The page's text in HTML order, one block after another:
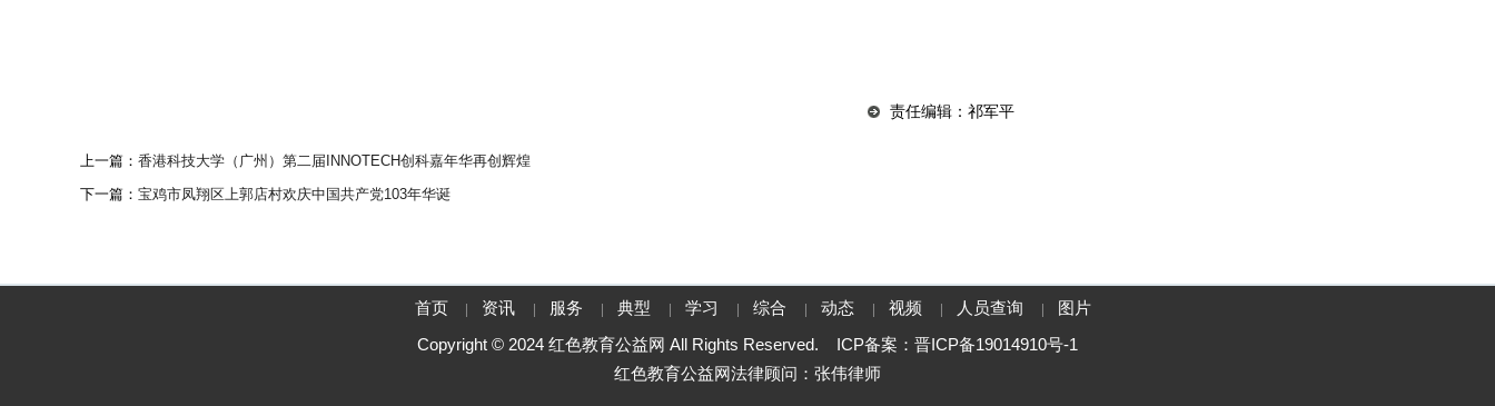
责任编辑：祁军平
上一篇： 香港科技大学（广州）第二届INNOTECH创科嘉年华再创辉煌
下一篇： 宝鸡市凤翔区上郭店村欢庆中国共产党103年华诞
首页 | 资讯 | 服务 | 典型 | 学习 | 综合 | 动态 | 视频 | 人员查询 | 图片
Copyright © 2024 红色教育公益网 All Rights Reserved. ICP备案： 晋ICP备19014910号-1
红色教育公益网法律顾问：张伟律师